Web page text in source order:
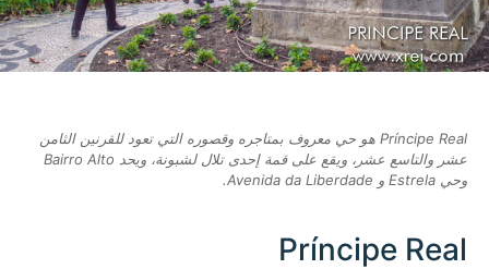
Príncipe Real هو حي معروف بمتاجره وقصوره التي تعود للقرنين الثامن
عشر والتاسع عشر، ويقع على قمة إحدى تلال لشبونة، ويحد Bairro Alto
وحي Estrela و Avenida da Liberdade.
Príncipe Real